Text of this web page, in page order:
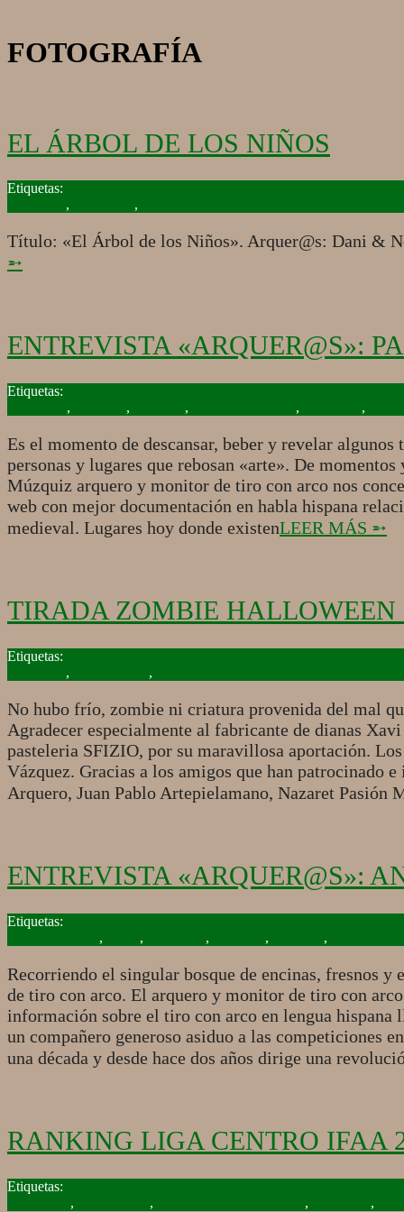
FOTOGRAFÍA
EL ÁRBOL DE LOS NIÑOS
2019-
, ,
Título: «El Árbol de los Niños». Arquer@s: Dani &
➵
ENTREVISTA «ARQUER@S»:
2019-
, , , , ,
Es el momento de descansar, beber y revelar
personas y lugares que rebosan «arte». De
Múzquiz arquero y monitor de tiro con arco nos
web con mejor documentación en habla hispana
medieval. Lugares hoy donde existenLEER MÁS ➵
TIRADA ZOMBIE HALLOWEEN
2018-
, ,
No hubo frío, zombie ni criatura provenida del mal
Agradecer especialmente al fabricante de dianas
pasteleria SFIZIO, por su maravillosa aportación.
Vázquez. Gracias a los amigos que han patrocinado
Arquero, Juan Pablo Artepielamano, Nazaret
ENTREVISTA «ARQUER@S»:
2018-
, , , , ,
Recorriendo el singular bosque de encinas, fresnos
de tiro con arco. El arquero y monitor de tiro con
información sobre el tiro con arco en lengua hispana
un compañero generoso asiduo a las competiciones
una década y desde hace dos años dirige una
RANKING LIGA CENTRO IFAA
2018-
, , , ,